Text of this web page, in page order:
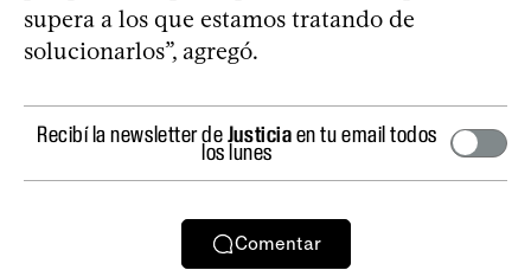
supera a los que estamos tratando de
solucionarlos”, agregó.
Recibí la newsletter deJusticiaen tu email todos
los lunes
Comentar